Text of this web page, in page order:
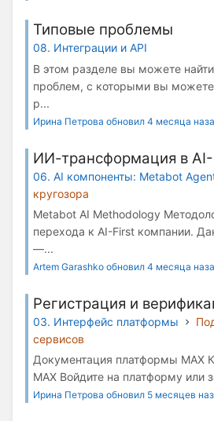
Типовые проблемы
08. Интеграции и API
В этом разделе вы можете
проблем, с которыми вы можете
р...
Ирина Петрова обновил 4 месяца
ИИ-трансформация в
06. AI компоненты: Metabot
кругозора
Metabot AI Methodology
перехода к AI-First компании.
—...
Artem Garashko обновил 4 месяца
Регистрация и
03. Интерфейс платформы
сервисов
Документация платформы МАХ
МАХ Войдите на платформу или
Ирина Петрова обновил 5 месяцев